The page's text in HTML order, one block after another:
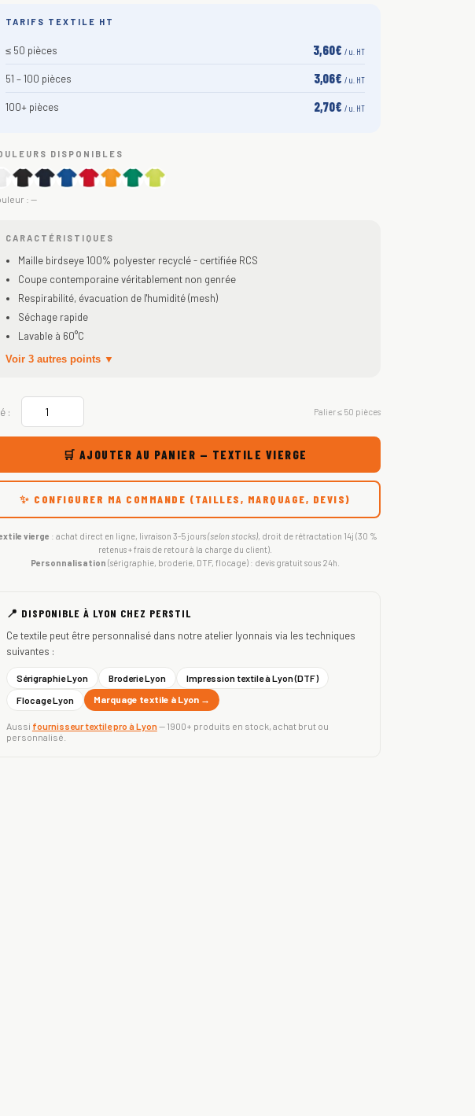
TARIFS TEXTILE HT
≤ 50 pièces 3,60€ / u. HT
51 – 100 pièces 3,06€ / u. HT
100+ pièces 2,70€ / u. HT
DISPONIBLES
: —
CARACTÉRISTIQUES
Maille birdseye 100% polyester recyclé - certifiée RCS
Coupe contemporaine véritablement non genrée
Respirabilité, évacuation de l'humidité (mesh)
Séchage rapide
Lavable à 60°C
Voir 3 autres points ▼
: Palier ≤ 50 pièces
🛒 AJOUTER AU PANIER — TEXTILE VIERGE
✨ CONFIGURER MA COMMANDE (TAILLES, MARQUAGE, DEVIS)
vierge : achat direct en ligne, livraison 3-5 jours(selon stocks), droit de rétractation 14j (30 %
retenus + frais de retour à la charge du client).
Personnalisation (sérigraphie, broderie, DTF, flocage) : devis gratuit sous 24h.
📍 DISPONIBLE À LYON CHEZ PERSTIL
Ce textile peut être personnalisé dans notre atelier lyonnais via les techniques
suivantes :
Sérigraphie Lyon Broderie Lyon
Impression textile à Lyon (DTF)
Flocage Lyon
Marquage textile à Lyon →
Aussi fournisseur textile pro à Lyon— 1900+ produits en stock, achat brut ou
personnalisé.